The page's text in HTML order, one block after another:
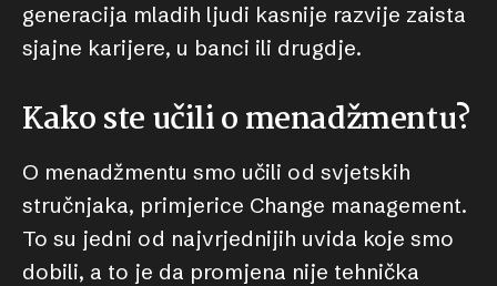
generacija mladih ljudi kasnije razvije zaista
sjajne karijere, u banci ili drugdje.
Kako ste učili o menadžmentu?
O menadžmentu smo učili od svjetskih
stručnjaka, primjerice Change management.
To su jedni od najvrjednijih uvida koje smo
dobili, a to je da promjena nije tehnička